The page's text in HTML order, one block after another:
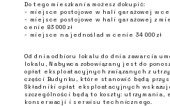
Do tego mieszkania możesz dokupić:
- miejsce postojowe w hali garażowej w
- miejsce postojowe w hali garażowej z
cenie 83 000 zł
- miejsce na jednoślad w cenie 34 000 zł
Od dnia odbioru lokalu do dnia zawarcia
lokalu, Nabywca zobowiązany jest do
opłat eksploatacyjnych związanych z
części Budynku, które stanowić będą
Składniki opłat eksploatacyjnych
szczególności będą to koszty: utrzymania,
konserwacji i serwisu technicznego.